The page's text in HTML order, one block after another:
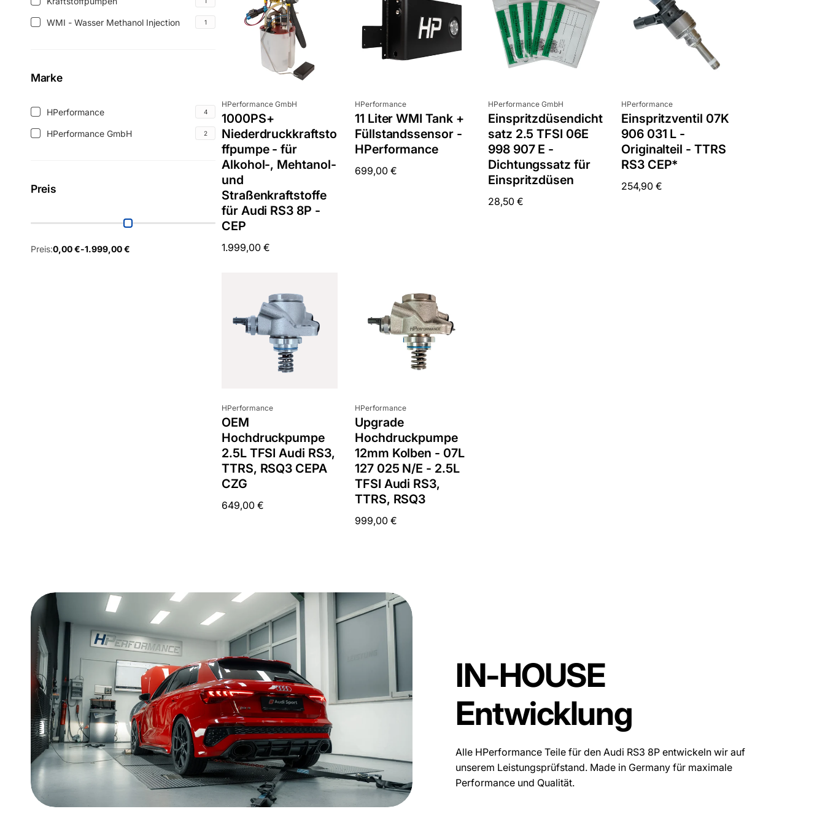
Produkt)
Kraftstoffpumpen
(1
WMI - Wasser Methanol Injection 1
WMI
Methanol
(1
Produkt)
Marke
MarkeHPerformance 4
HPerformance
(4
HPerformance GmbH 2
HPerformance
Produkte)
Preis
Preis:0,00 €-1.999,00 €
e
r
c
h
:
Anbieter:
HPerformance GmbH
1000PS+
Niederdruckkraftsto
ffpumpe - für
Alkohol-, Mehtanol-
und
Straßenkraftstoffe
für Audi RS3 8P -
CEP
Normaler
1.999,00 €
Anbieter:
HPerformance
11 Liter WMI Tank +
Füllstandssensor -
HPerformance
Normaler
699,00 €
Anbieter:
HPerformance GmbH
Einspritzdüsendicht
satz 2.5 TFSI 06E
998 907 E -
Dichtungssatz für
Einspritzdüsen
Normaler
28,50 €
Anbieter:
HPerformance
Einspritzventil 07K
906 031 L -
Originalteil - TTRS
RS3 CEP*
Normaler
254,90 €
Anbieter:
HPerformance
OEM
Hochdruckpumpe
2.5L TFSI Audi RS3,
TTRS, RSQ3 CEPA
CZG
Normaler
649,00 €
Anbieter:
HPerformance
Upgrade
Hochdruckpumpe
12mm Kolben - 07L
127 025 N/E - 2.5L
TFSI Audi RS3,
TTRS, RSQ3
Normaler
999,00 €
IN-HOUSE
Entwicklung
Alle HPerformance Teile für den Audi RS3 8P entwickeln wir auf
unserem Leistungsprüfstand. Made in Germany für maximale
Performance und Qualität.
Sign up for our newsletter where we send you
exclusive deals and discounts! No worries - it's